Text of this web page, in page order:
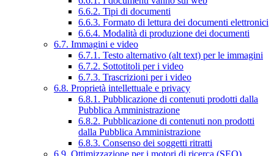
6.6.2. Tipi di documenti
6.6.3. Formato di lettura dei documenti elettronici
6.6.4. Modalità di produzione dei documenti
6.7. Immagini e video
6.7.1. Testo alternativo (alt text) per le immagini
6.7.2. Sottotitoli per i video
6.7.3. Trascrizioni per i video
6.8. Proprietà intellettuale e privacy
6.8.1. Pubblicazione di contenuti prodotti dalla
Pubblica Amministrazione
6.8.2. Pubblicazione di contenuti non prodotti
dalla Pubblica Amministrazione
6.8.3. Consenso dei soggetti ritratti
6.9. Ottimizzazione per i motori di ricerca (SEO)